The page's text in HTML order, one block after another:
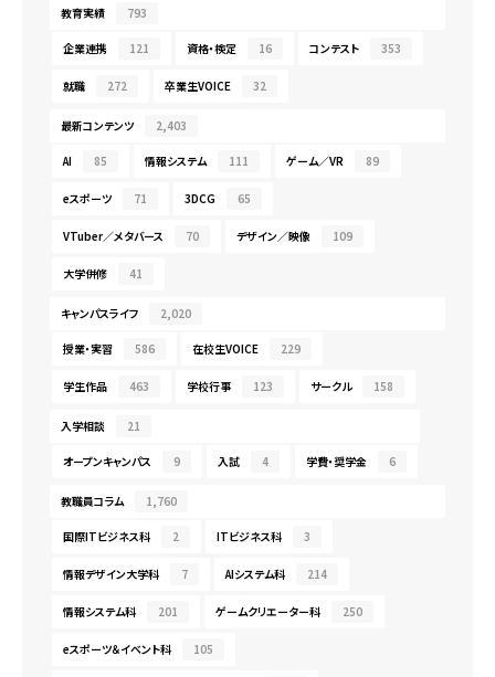
教育実績 793
企業連携 121 資格・検定 16 コンテスト 353
就職 272 卒業生VOICE 32
最新コンテンツ 2,403
AI 85 情報システム 111 ゲーム／VR 89
eスポーツ 71 3DCG 65
VTuber／メタバース 70 デザイン／映像 109
大学併修 41
キャンパスライフ 2,020
授業・実習 586 在校生VOICE 229
学生作品 463 学校行事 123 サークル 158
入学相談 21
オープンキャンパス 9 入試 4 学費・奨学金 6
教職員コラム 1,760
国際ITビジネス科 2 ITビジネス科 3
情報デザイン大学科 7 AIシステム科 214
情報システム科 201 ゲームクリエーター科 250
eスポーツ＆イベント科 105